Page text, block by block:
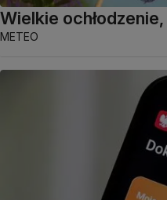
Wielkie
METEO